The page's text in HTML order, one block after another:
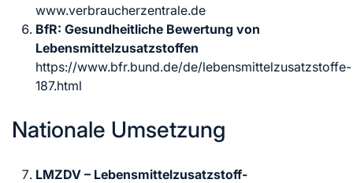
www.verbraucherzentrale.de
BfR: Gesundheitliche Bewertung von
Lebensmittelzusatzstoffen
https://www.bfr.bund.de/de/lebensmittelzusatzstoffe-
187.html
Nationale Umsetzung
LMZDV – Lebensmittelzusatzstoff-